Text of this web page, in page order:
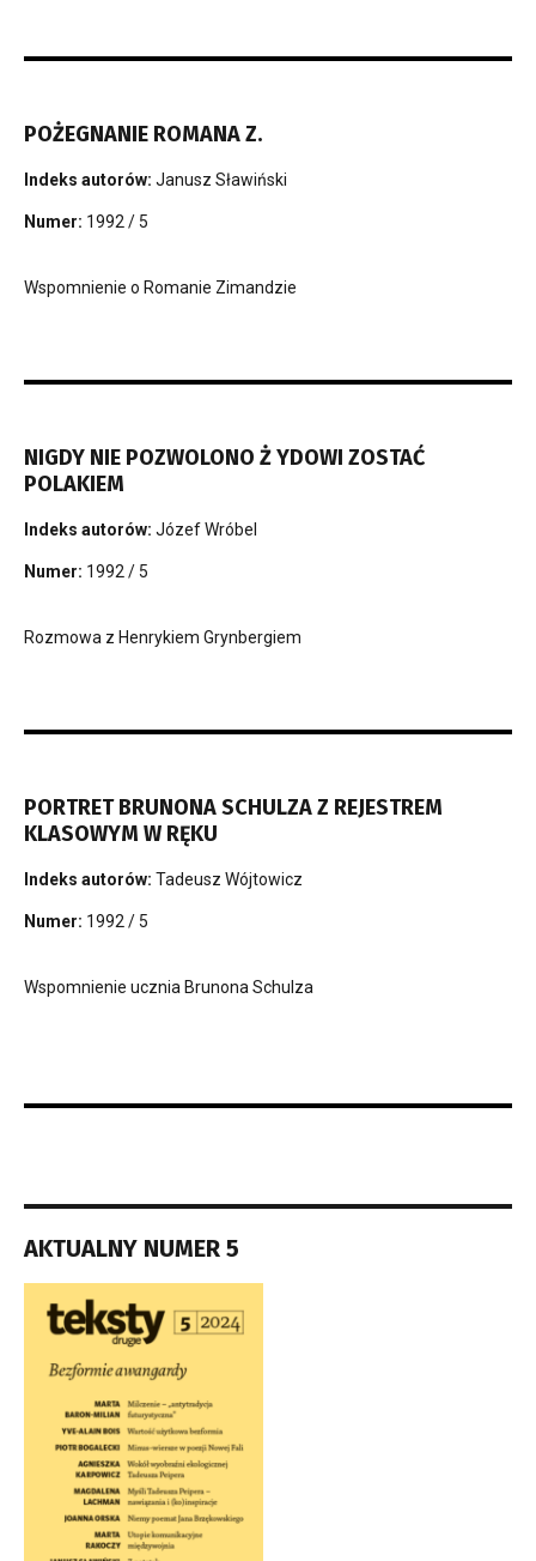
POŻEGNANIE ROMANA Z.
Indeks autorów: Janusz Sławiński
Numer: 1992 / 5
Wspomnienie o Romanie Zimandzie
NIGDY NIE POZWOLONO Ż YDOWI ZOSTAĆ
POLAKIEM
Indeks autorów: Józef Wróbel
Numer: 1992 / 5
Rozmowa z Henrykiem Grynbergiem
PORTRET BRUNONA SCHULZA Z REJESTREM
KLASOWYM W RĘKU
Indeks autorów: Tadeusz Wójtowicz
Numer: 1992 / 5
Wspomnienie ucznia Brunona Schulza
AKTUALNY NUMER 5